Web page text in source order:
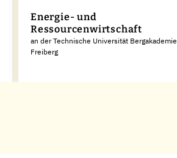
Energie- und
Ressourcenwirtschaft
an der Technische Universität Bergakademie
Freiberg